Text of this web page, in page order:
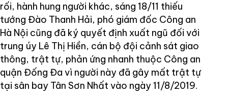
rối, hành hung người khác, sáng 18/11 thiếu
tướng Đào Thanh Hải, phó giám đốc Công an
Hà Nội cũng đã ký quyết định xuất ngũ đối với
trung úy Lê Thị Hiền, cán bộ đội cảnh sát giao
thông, trật tự, phản ứng nhanh thuộc Công an
quận Đống Đa vì người này đã gây mất trật tự
tại sân bay Tân Sơn Nhất vào ngày 11/8/2019.